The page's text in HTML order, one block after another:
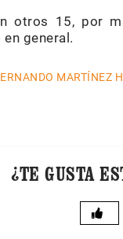
otros 15, por
general.
MARTÍNEZ
¿TE GUSTA